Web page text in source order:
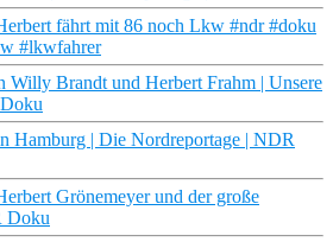
fährt mit 86 noch Lkw #ndr #doku
#lkwfahrer
Willy Brandt und Herbert Frahm | Unsere
Hamburg | Die Nordreportage | NDR
Grönemeyer und der große
Doku